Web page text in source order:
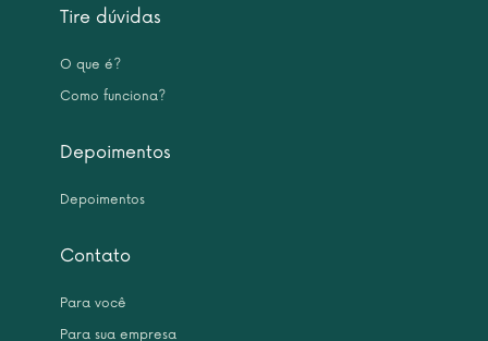
Tire dúvidas
O que é?
Como funciona?
Depoimentos
Depoimentos
Contato
Para você
Para sua empresa